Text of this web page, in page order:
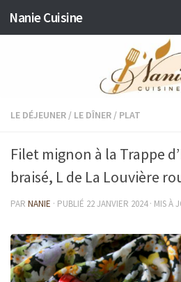
Skip to content
Nanie Cuisine
LE DÉJEUNER / LE DÎNER / PLAT
Filet mignon à la Trappe
braisé, L de La Louvière
PAR NANIE · PUBLIÉ 22 JANVIER 2024· MIS À